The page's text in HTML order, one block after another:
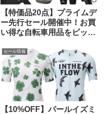
【特価品20点】プライムデ
ー先行セール開催中！お買
い得な自転車用品をピック
セール情報
【10%OFF】パールイズミ